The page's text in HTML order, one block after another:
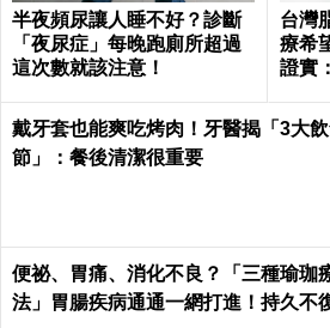
半夜頻尿讓人睡不好？診斷
「夜尿症」每晚跑廁所超過
這次數就該注意！
台灣
療希
證實
戴牙套也能爽吃烤肉！牙醫揭「3大
節」：餐後清潔很重要
便祕、胃痛、消化不良？「三種瑜珈
法」胃腸疾病通通一網打進！持久不